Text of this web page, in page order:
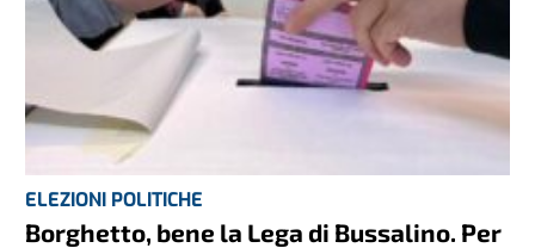
ELEZIONI POLITICHE
Borghetto, bene la Lega di Bussalino. Per